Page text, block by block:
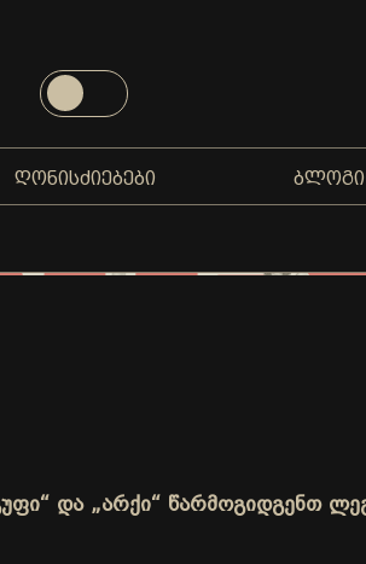
ᲦᲝᲜᲘᲡᲫᲘᲔᲑᲔᲑᲘ ᲑᲚᲝᲒᲘ
და „არქი“ წარმოგიდგენთ